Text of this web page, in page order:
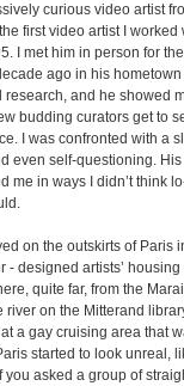
curious video artist
first video artist I worked
I met him in person for
ago in his
research, and he showed
budding curators get to
I was confronted with a
even self-questioning.
me in ways I didn’t think
on the outskirts of Paris
- designed artists’ housing
quite far, from the
river on the Mitterand
a gay cruising area that
started to look unreal,
you asked a group of